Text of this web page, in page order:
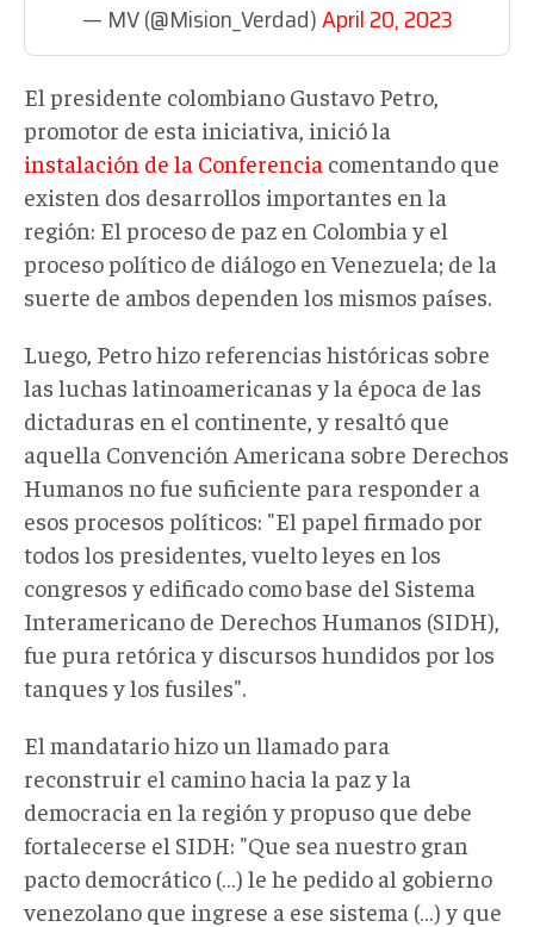
— MV (@Mision_Verdad)April 20, 2023
El presidente colombiano Gustavo Petro,
promotor de esta iniciativa, inició la
instalación de la Conferencia comentando que
existen dos desarrollos importantes en la
región: El proceso de paz en Colombia y el
proceso político de diálogo en Venezuela; de la
suerte de ambos dependen los mismos países.
Luego, Petro hizo referencias históricas sobre
las luchas latinoamericanas y la época de las
dictaduras en el continente, y resaltó que
aquella Convención Americana sobre Derechos
Humanos no fue suficiente para responder a
esos procesos políticos: "El papel firmado por
todos los presidentes, vuelto leyes en los
congresos y edificado como base del Sistema
Interamericano de Derechos Humanos (SIDH),
fue pura retórica y discursos hundidos por los
tanques y los fusiles".
El mandatario hizo un llamado para
reconstruir el camino hacia la paz y la
democracia en la región y propuso que debe
fortalecerse el SIDH: "Que sea nuestro gran
pacto democrático (…) le he pedido al gobierno
venezolano que ingrese a ese sistema (…) y que